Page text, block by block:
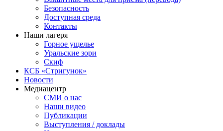
Безопасность
Доступная среда
Контакты
Наши лагеря
Горное ущелье
Уральские зори
Скиф
КСБ «Стригунок»
Новости
Медиацентр
СМИ о нас
Наши видео
Публикации
Выступления / доклады